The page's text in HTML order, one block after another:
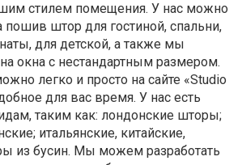
стилем помещения. У нас можно
пошив штор для гостиной, спальни,
для детской, а также мы
окна с нестандартным размером.
легко и просто на сайте «Studio
для вас время. У нас есть
таким как: лондонские шторы;
итальянские, китайские,
из бусин. Мы можем разработать